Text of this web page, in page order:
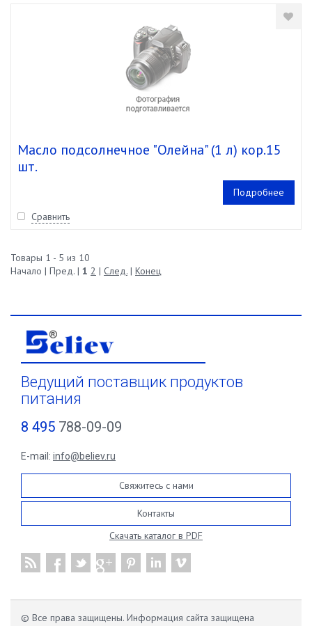
Масло подсолнечное "Олейна" (1 л) кор.15
шт.
Подробнее
Сравнить
Товары 1 - 5 из 10
Начало | Пред. | 1 2 | След. | Конец
Ведущий поставщик продуктов
питания
8 495 788-09-09
E-mail: info@believ.ru
Свяжитесь с нами
Контакты
Скачать каталог в PDF
© Все права защищены. Информация сайта защищена